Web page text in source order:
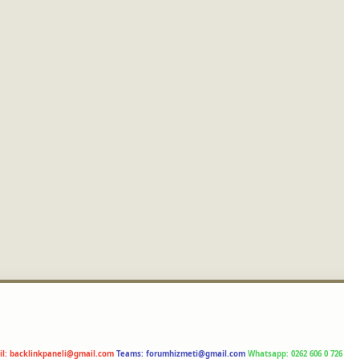
backlinkpaneli@gmail.com Teams: forumhizmeti@gmail.com Whatsapp: 0262 606 0 726